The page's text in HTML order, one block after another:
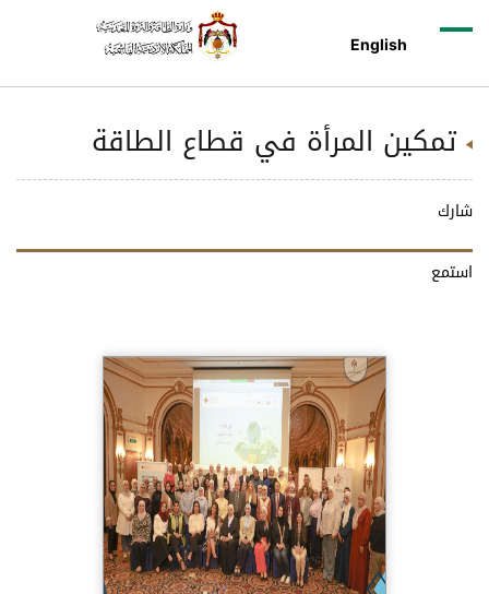
English
تمكين المرأة في قطاع الطاقة
شارك
استمع